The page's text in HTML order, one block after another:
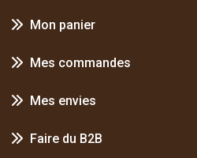
Mon panier
Mes commandes
Mes envies
Faire du B2B